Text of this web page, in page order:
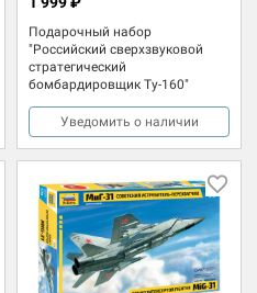
Подарочный набор
"Российский сверхзвуковой
стратегический
бомбардировщик Ту-160"
Уведомить о наличии